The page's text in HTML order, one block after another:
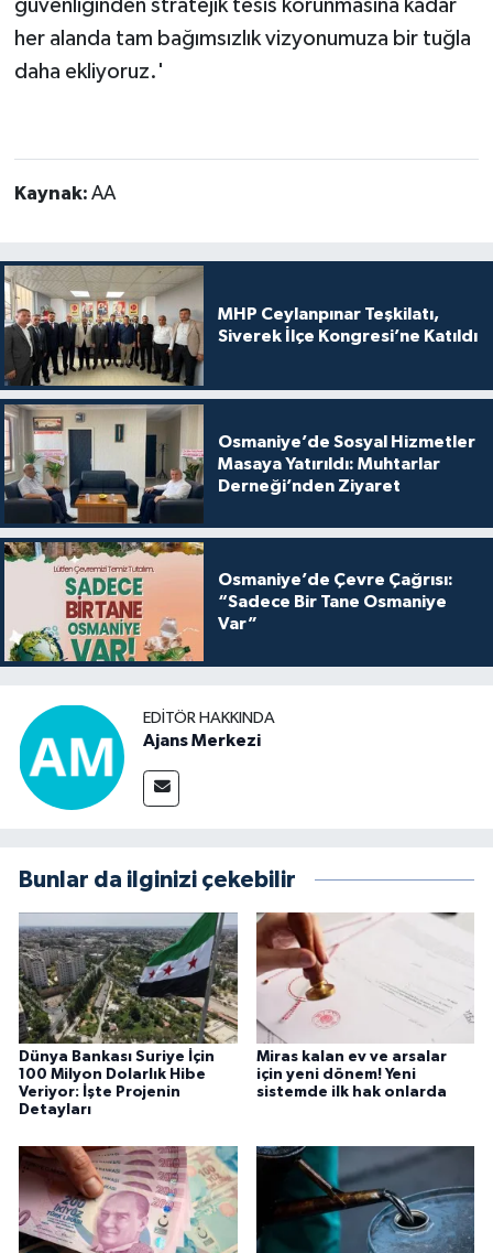
güvenliğinden stratejik tesis korunmasına kadar
her alanda tam bağımsızlık vizyonumuza bir tuğla
daha ekliyoruz.'
Kaynak: AA
MHP Ceylanpınar Teşkilatı,
Siverek İlçe Kongresi’ne Katıldı
Osmaniye’de Sosyal Hizmetler
Masaya Yatırıldı: Muhtarlar
Derneği’nden Ziyaret
Osmaniye’de Çevre Çağrısı:
“Sadece Bir Tane Osmaniye
Var”
EDITÖR HAKKINDA
Ajans Merkezi
Bunlar da ilginizi çekebilir
Dünya Bankası Suriye İçin
100 Milyon Dolarlık Hibe
Veriyor: İşte Projenin
Detayları
Miras kalan ev ve arsalar
için yeni dönem! Yeni
sistemde ilk hak onlarda